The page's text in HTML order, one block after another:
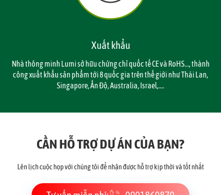
Xuất khẩu
Nhà thông minh Lumi sở hữu chứng chỉ quốc tế CE và RoHS..., thành
công xuất khẩu sản phẩm tới 8 quốc gia trên thế giới như Thái Lan,
Singapore, Ấn Độ, Australia, Israel,....
CẦN HỖ TRỢ DỰ ÁN CỦA BẠN?
Lên lịch cuộc họp với chúng tôi để nhận được hỗ trợ kịp thời và tốt nhất